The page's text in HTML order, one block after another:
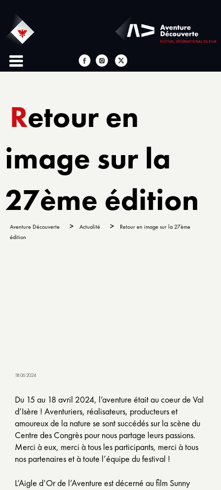
Retour en
image sur la
27ème édition
Aventure Découverte > Actualité >
Retour en image sur la 27ème
édition
18 06 2024
Du 15 au 18 avril 2024, l’aventure était au coeur de Val
d’Isère ! Aventuriers, réalisateurs, producteurs et
amoureux de la nature se sont succédés sur la scène du
Centre des Congrès pour nous partage leurs passions.
Merci à eux, merci à tous les participants, merci à tous
nos partenaires et à toute l’équipe du festival !
L’Aigle d’Or de l’Aventure est décerné au film Sunny